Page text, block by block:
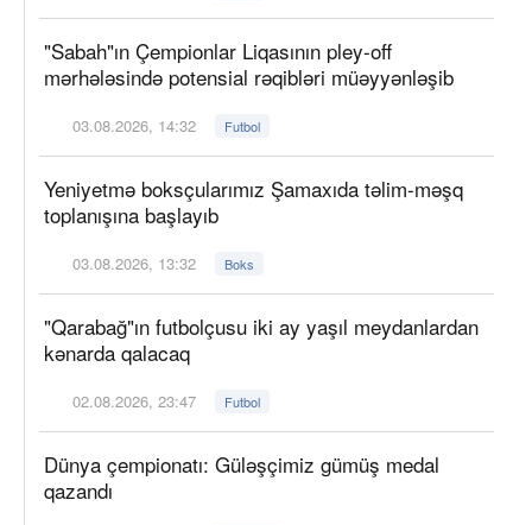
"Sabah"ın Çempionlar Liqasının pley-off
mərhələsində potensial rəqibləri müəyyənləşib
03.08.2026, 14:32 Futbol
Yeniyetmə boksçularımız Şamaxıda təlim-məşq
toplanışına başlayıb
03.08.2026, 13:32 Boks
"Qarabağ"ın futbolçusu iki ay yaşıl meydanlardan
kənarda qalacaq
02.08.2026, 23:47 Futbol
Dünya çempionatı: Güləşçimiz gümüş medal
qazandı